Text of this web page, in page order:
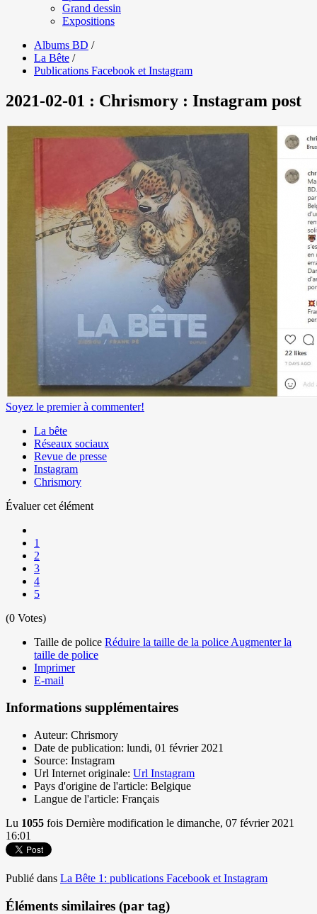
Grand dessin
Expositions
Albums BD /
La Bête /
Publications Facebook et Instagram
2021-02-01 : Chrismory : Instagram post
Soyez le premier à commenter!
La bête
Réseaux sociaux
Revue de presse
Instagram
Chrismory
Évaluer cet élément
1
2
3
4
5
(0 Votes)
Taille de police Réduire la taille de la police Augmenter la
taille de police
Imprimer
E-mail
Informations supplémentaires
Auteur: Chrismory
Date de publication: lundi, 01 février 2021
Source: Instagram
Url Internet originale: Url Instagram
Pays d'origine de l'article: Belgique
Langue de l'article: Français
Lu 1055 fois Dernière modification le dimanche, 07 février 2021
16:01
Publié dans La Bête 1: publications Facebook et Instagram
Éléments similaires (par tag)